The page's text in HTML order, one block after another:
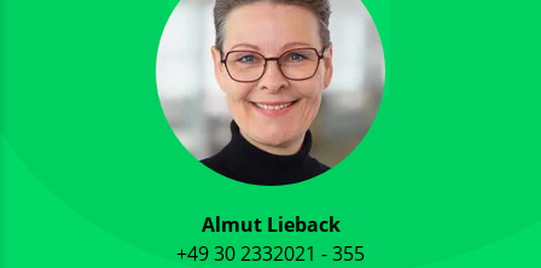
Almut Lieback
+49 30 2332021 - 355